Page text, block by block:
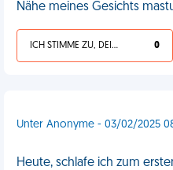
Nähe meines Gesichts
ICH STIMME ZU, DEIN LEBEN IST SCHEISSE 0
Unter Anonyme - 03/02/2025
Heute, schlafe ich zum